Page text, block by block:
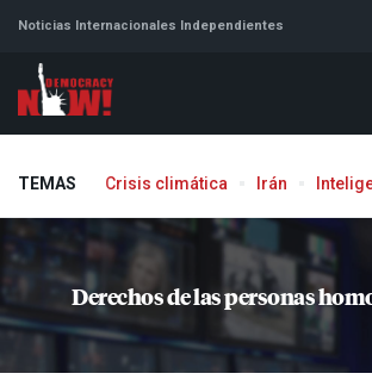
Noticias Internacionales Independientes
TEMAS Crisis climática Irán
Derechos de las personas